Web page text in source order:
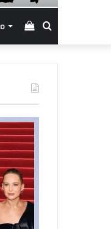
Смотреть
корзину